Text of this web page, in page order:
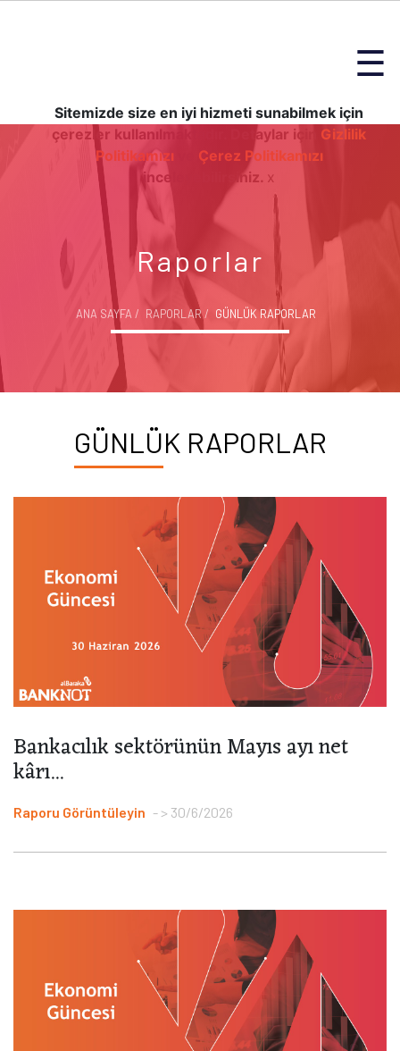
☰
Sitemizde size en iyi hizmeti sunabilmek için
çerezler kullanılmaktadır. Detaylar için Gizlilik
Politikamızı
Çerez Politikamızı
inceleyebilirsiniz. x
Raporlar
ANA SAYFA RAPORLAR GÜNLÜK RAPORLAR
GÜNLÜK RAPORLAR
Bankacılık sektörünün Mayıs ayı net
kârı...
Raporu Görüntüleyin > 30/6/2026